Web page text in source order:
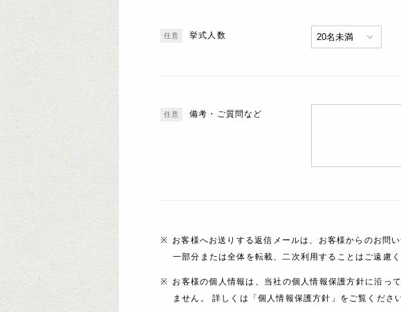
挙式人数
備考・ご質問など
お客様へお送りする返信メールは、お客様からのお問
一部分または全体を転載、二次利用することはご遠慮く
お客様の個人情報は、当社の個人情報保護方針に沿っ
ません。 詳しくは「個人情報保護方針」をご覧ください